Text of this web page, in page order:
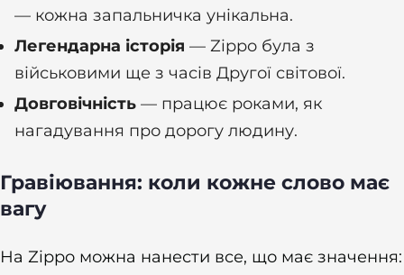
— кожна запальничка унікальна.
Легендарна історія — Zippo була з
військовими ще з часів Другої світової.
Довговічність — працює роками, як
нагадування про дорогу людину.
Гравіювання: коли кожне слово має
вагу
На Zippo можна нанести все, що має значення: